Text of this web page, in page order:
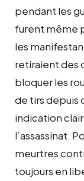
pendant les
furent même
les
retiraient des
bloquer les
de tirs depuis
indication
l’assassinat.
meurtres
toujours en